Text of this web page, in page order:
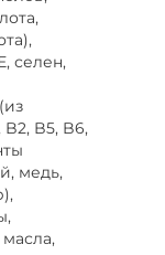
селен,
B5, B6,
медь,